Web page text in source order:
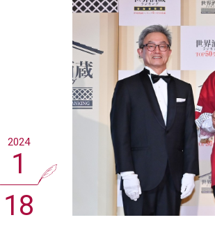
2024
1
18